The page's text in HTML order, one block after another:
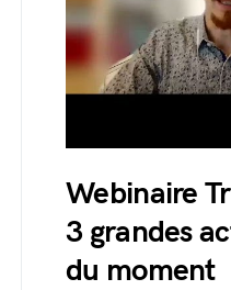
Webinaire
3 grandes
du moment